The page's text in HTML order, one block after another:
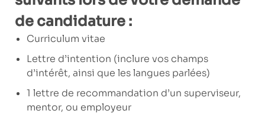
de candidature :
Curriculum vitae
Lettre d’intention (inclure vos champs
d’intérêt, ainsi que les langues parlées)
1 lettre de recommandation d’un superviseur,
mentor, ou employeur